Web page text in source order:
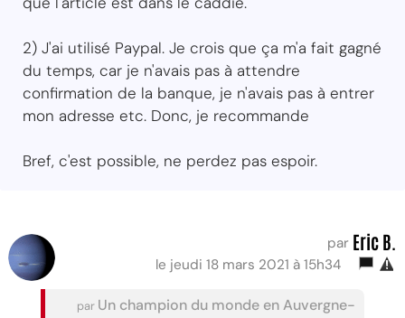
2) J'ai utilisé Paypal. Je crois que ça m'a fait gagné
du temps, car je n'avais pas à attendre
confirmation de la banque, je n'avais pas à entrer
mon adresse etc. Donc, je recommande
Bref, c'est possible, ne perdez pas espoir.
par Eric B.
le jeudi 18 mars 2021 à 15h34
par Un champion du monde en Auvergne-